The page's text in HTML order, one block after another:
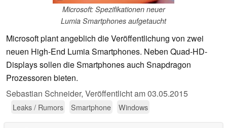
Microsoft: Spezifikationen neuer
Lumia Smartphones aufgetaucht
Microsoft plant angeblich die Veröffentlichung von zwei
neuen High-End Lumia Smartphones. Neben Quad-HD-
Displays sollen die Smartphones auch Snapdragon
Prozessoren bieten.
Sebastian Schneider, Veröffentlicht am03.05.2015
Leaks / Rumors Smartphone Windows